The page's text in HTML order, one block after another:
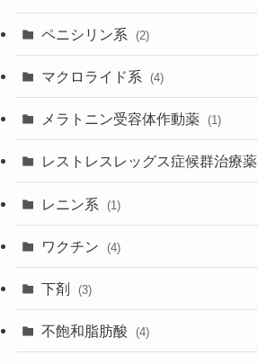
ペニシリン系 (2)
マクロライド系 (4)
メラトニン受容体作動薬 (1)
レストレスレッグス症候群治療薬
レニン系 (1)
ワクチン (4)
下剤 (3)
不飽和脂肪酸 (4)